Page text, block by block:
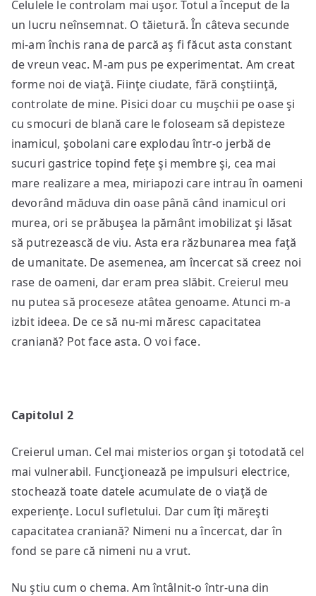
Celulele le controlam mai uşor. Totul a început de la
un lucru neînsemnat. O tăietură. În câteva secunde
mi-am închis rana de parcă aş fi făcut asta constant
de vreun veac. M-am pus pe experimentat. Am creat
forme noi de viaţă. Fiinţe ciudate, fără conştiinţă,
controlate de mine. Pisici doar cu muşchii pe oase şi
cu smocuri de blană care le foloseam să depisteze
inamicul, şobolani care explodau într-o jerbă de
sucuri gastrice topind feţe şi membre şi, cea mai
mare realizare a mea, miriapozi care intrau în oameni
devorând măduva din oase până când inamicul ori
murea, ori se prăbuşea la pământ imobilizat şi lăsat
să putrezească de viu. Asta era răzbunarea mea faţă
de umanitate. De asemenea, am încercat să creez noi
rase de oameni, dar eram prea slăbit. Creierul meu
nu putea să proceseze atâtea genoame. Atunci m-a
izbit ideea. De ce să nu-mi măresc capacitatea
craniană? Pot face asta. O voi face.
Capitolul 2
Creierul uman. Cel mai misterios organ şi totodată cel
mai vulnerabil. Funcţionează pe impulsuri electrice,
stochează toate datele acumulate de o viaţă de
experienţe. Locul sufletului. Dar cum îţi măreşti
capacitatea craniană? Nimeni nu a încercat, dar în
fond se pare că nimeni nu a vrut.
Nu ştiu cum o chema. Am întâlnit-o într-una din